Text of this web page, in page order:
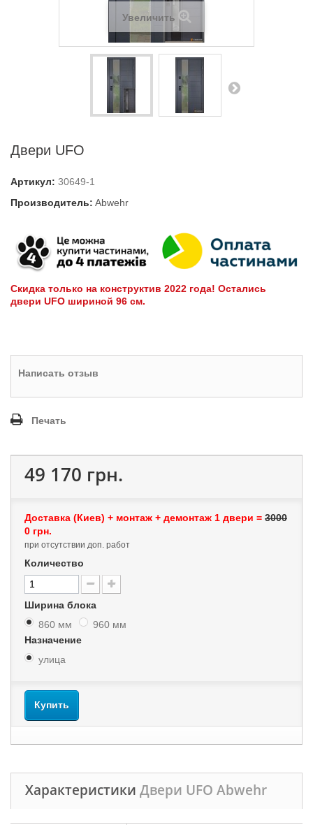
Увеличить
Двери UFO
Артикул: 30649-1
Производитель: Abwehr
Скидка только на конструктив 2022 года! Остались
двери UFO шириной 96 см.
Написать отзыв
Печать
49 170 грн.
Доставка (Киев) + монтаж + демонтаж 1 двери = 3000
0 грн.
при отсутствии доп. работ
Количество
Ширина блока
860 мм
960 мм
Назначение
улица
Купить
Характеристики Двери UFO Abwehr